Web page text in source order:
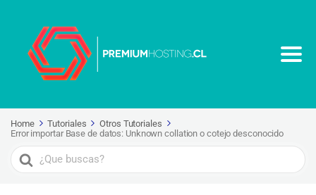
Home Tutoriales
Otros Tutoriales
Error importar Base de datos: Unknown collation o cotejo desconocido
Search
For